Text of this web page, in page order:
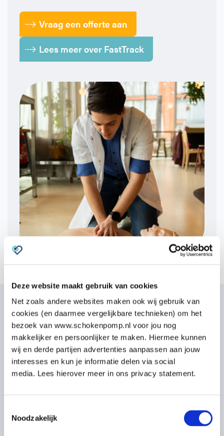
Deze website maakt gebruik van cookies
Net zoals andere websites maken ook wij gebruik van
cookies (en daarmee vergelijkbare technieken) om het
bezoek van www.schokenpomp.nl voor jou nog
makkelijker en persoonlijker te maken. Hiermee kunnen
wij en derde partijen advertenties aanpassen aan jouw
interesses en kun je informatie delen via social
media. Lees hierover meer in ons privacy statement.
Noodzakelijk
Vraag een offerte aan
Lees meer over FastTrack
Waarom Schok & Pomp?
Oranje Kruis erkende certificering & KIWA
ISO 9001 gecertificeerd
NIPV. Ook zijn wij
Jonge enthousiaste docenten met medische
praktijkervaring